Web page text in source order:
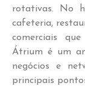
rotativas. No
cafeteria,
comerciais
Átrium é um
negócios e
principais